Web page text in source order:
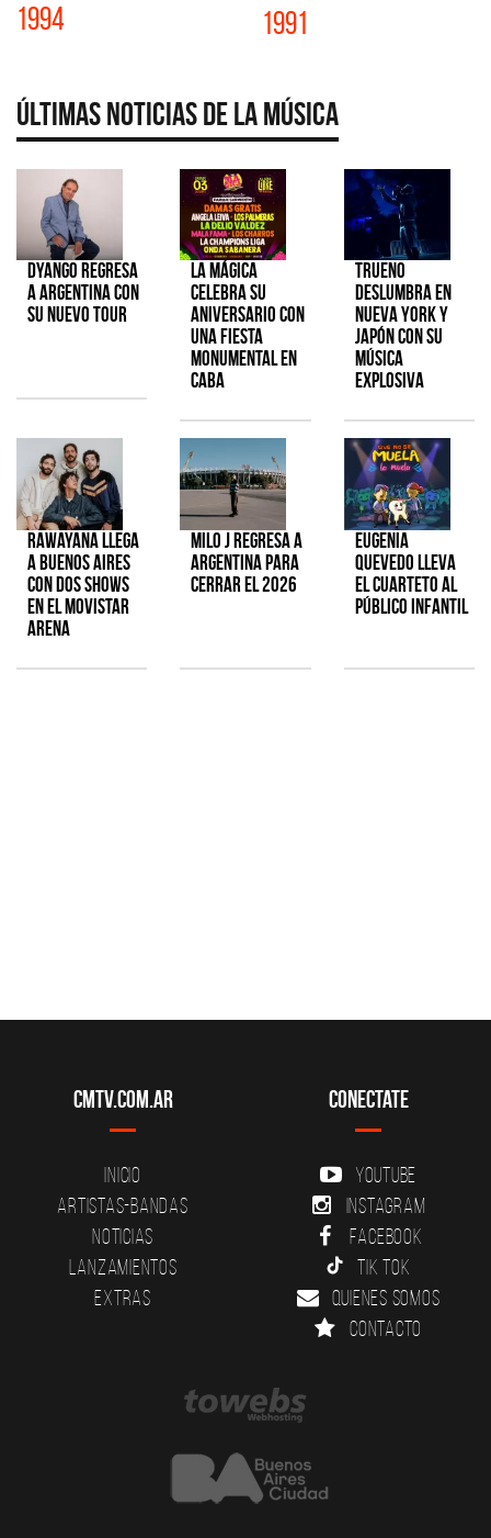
1994 1991
Últimas Noticias de la Música
Dyango regresa
a Argentina con
su nuevo tour
La Mágica
celebra su
aniversario con
una fiesta
monumental en
CABA
TRUENO
deslumbra en
Nueva York y
Japón con su
música
explosiva
Rawayana llega
a Buenos Aires
con dos shows
en el Movistar
Arena
Milo J regresa a
Argentina para
cerrar el 2026
Eugenia
Quevedo lleva
el cuarteto al
público infantil
CMTV.com.ar
Inicio
Artistas-Bandas
Noticias
Lanzamientos
Extras
Conectate
YouTube
Instagram
Facebook
Tik Tok
Quienes somos
Contacto